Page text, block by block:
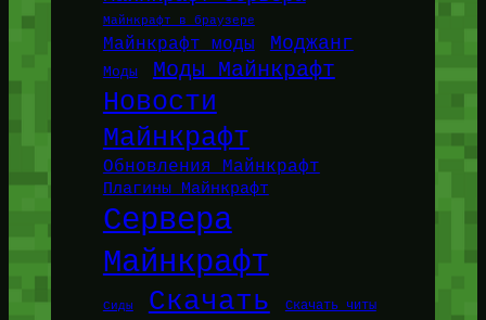
Майнкрафт в браузере
Майнкрафт моды Моджанг
Моды Моды Майнкрафт
Новости
Майнкрафт
Обновления Майнкрафт
Плагины Майнкрафт
Сервера
Майнкрафт
Сиды Скачать Скачать читы